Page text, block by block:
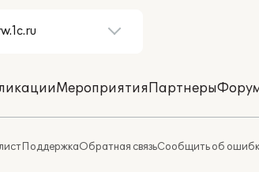
МероприятияПартнеры
ПоддержкаОбратная связьСообщить об